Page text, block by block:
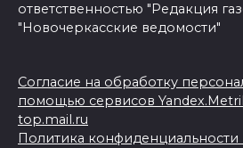
ответственностью "Редакция
"Новочеркасские ведомости"
Согласие на обработку
помощью сервисов
top.mail.ru
Политика